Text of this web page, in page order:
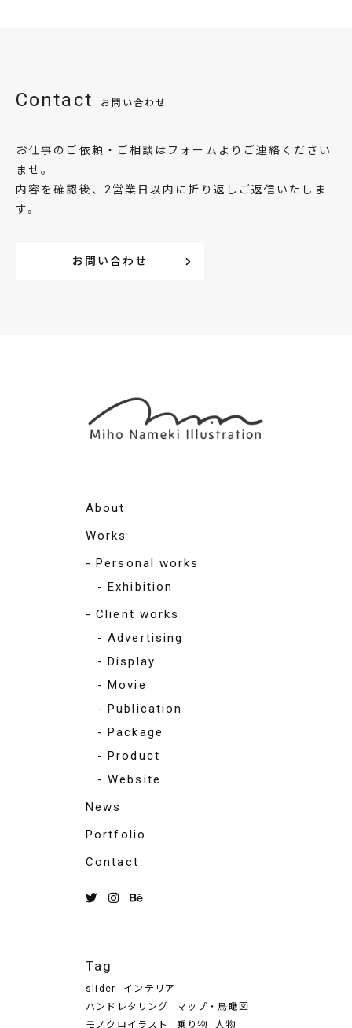
Contact お問い合わせ
お仕事のご依頼・ご相談はフォームよりご連絡ください
ませ。
内容を確認後、2営業日以内に折り返しご返信いたしま
す。
お問い合わせ
About
Works
Personal works
Exhibition
Client works
Advertising
Display
Movie
Publication
Package
Product
Website
News
Portfolio
Contact
Tag
slider
インテリア
ハンドレタリング
マップ・鳥瞰図
モノクロイラスト
乗り物 人物